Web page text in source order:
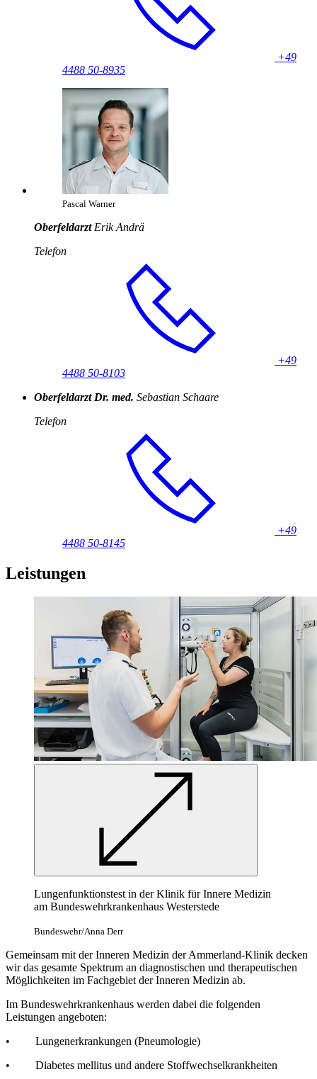
+49
4488 50-8935
Pascal Warner
OberfeldarztErik Andrä
Telefon
+49
4488 50-8103
Oberfeldarzt Dr. med. Sebastian Schaare
Telefon
+49
4488 50-8145
Leistungen
Lungenfunktionstest in der Klinik für Innere Medizin
am Bundeswehrkrankenhaus Westerstede
Bundeswehr/Anna Derr
Gemeinsam mit der Inneren Medizin der Ammerland-Klinik decken
wir das gesamte Spektrum an diagnostischen und therapeutischen
Möglichkeiten im Fachgebiet der Inneren Medizin ab.
Im Bundeswehrkrankenhaus werden dabei die folgenden
Leistungen angeboten:
• Lungenerkrankungen (Pneumologie)
• Diabetes mellitus und andere Stoffwechselkrankheiten